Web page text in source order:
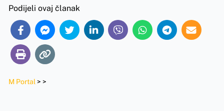
Podijeli ovaj članak
M Portal > >